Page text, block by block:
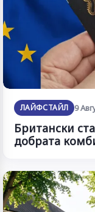
ЛАЙФСТАЙЛ 9
Британски
добрата